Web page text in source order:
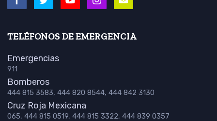
TELÉFONOS DE EMERGENCIA
Emergencias
911
Bomberos
444 815 3583, 444 820 8544, 444 842 3130
Cruz Roja Mexicana
065, 444 815 0519, 444 815 3322, 444 839 0357